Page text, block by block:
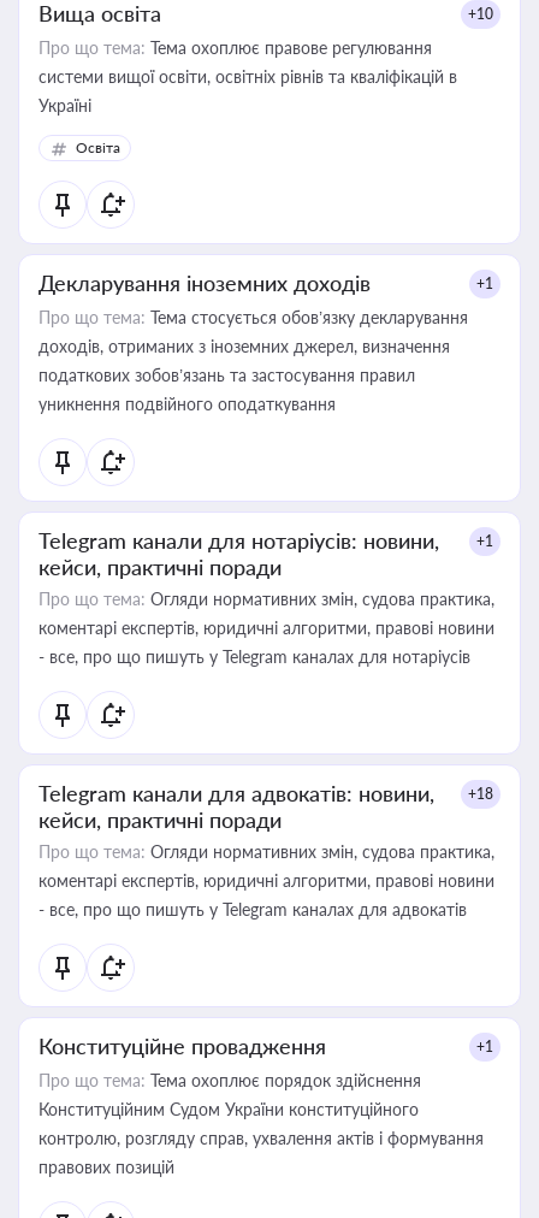
Вища освіта +10
Про що тема: Тема охоплює правове регулювання
системи вищої освіти, освітніх рівнів та кваліфікацій в
Україні
Освіта
Декларування іноземних доходів +1
Про що тема: Тема стосується обов’язку декларування
доходів, отриманих з іноземних джерел, визначення
податкових зобов’язань та застосування правил
уникнення подвійного оподаткування
Telegram канали для нотаріусів: новини,
кейси, практичні поради
+1
Про що тема: Огляди нормативних змін, судова практика,
коментарі експертів, юридичні алгоритми, правові новини
- все, про що пишуть у Telegram каналах для нотаріусів
Telegram канали для адвокатів: новини,
кейси, практичні поради
+18
Про що тема: Огляди нормативних змін, судова практика,
коментарі експертів, юридичні алгоритми, правові новини
- все, про що пишуть у Telegram каналах для адвокатів
Конституційне провадження +1
Про що тема: Тема охоплює порядок здійснення
Конституційним Судом України конституційного
контролю, розгляду справ, ухвалення актів і формування
правових позицій